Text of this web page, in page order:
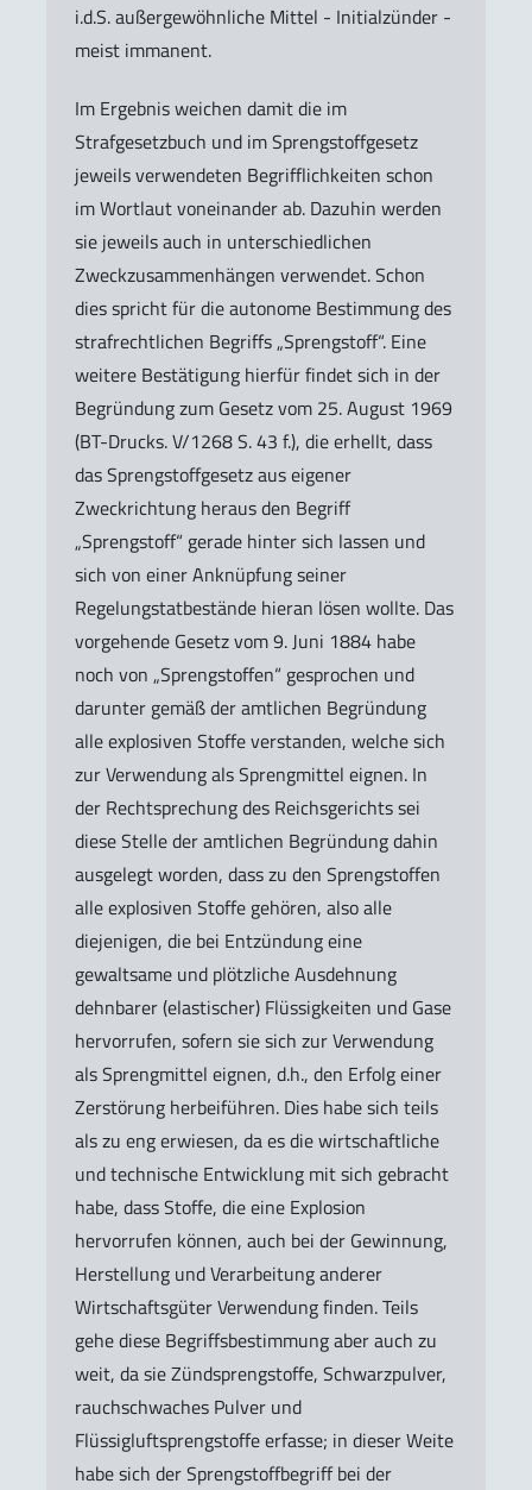
i.d.S. außergewöhnliche Mittel - Initialzünder -
meist immanent.
Im Ergebnis weichen damit die im
Strafgesetzbuch und im Sprengstoffgesetz
jeweils verwendeten Begrifflichkeiten schon
im Wortlaut voneinander ab. Dazuhin werden
sie jeweils auch in unterschiedlichen
Zweckzusammenhängen verwendet. Schon
dies spricht für die autonome Bestimmung des
strafrechtlichen Begriffs „Sprengstoff“. Eine
weitere Bestätigung hierfür findet sich in der
Begründung zum Gesetz vom 25. August 1969
(BT-Drucks. V/1268 S. 43 f.), die erhellt, dass
das Sprengstoffgesetz aus eigener
Zweckrichtung heraus den Begriff
„Sprengstoff“ gerade hinter sich lassen und
sich von einer Anknüpfung seiner
Regelungstatbestände hieran lösen wollte. Das
vorgehende Gesetz vom 9. Juni 1884 habe
noch von „Sprengstoffen“ gesprochen und
darunter gemäß der amtlichen Begründung
alle explosiven Stoffe verstanden, welche sich
zur Verwendung als Sprengmittel eignen. In
der Rechtsprechung des Reichsgerichts sei
diese Stelle der amtlichen Begründung dahin
ausgelegt worden, dass zu den Sprengstoffen
alle explosiven Stoffe gehören, also alle
diejenigen, die bei Entzündung eine
gewaltsame und plötzliche Ausdehnung
dehnbarer (elastischer) Flüssigkeiten und Gase
hervorrufen, sofern sie sich zur Verwendung
als Sprengmittel eignen, d.h., den Erfolg einer
Zerstörung herbeiführen. Dies habe sich teils
als zu eng erwiesen, da es die wirtschaftliche
und technische Entwicklung mit sich gebracht
habe, dass Stoffe, die eine Explosion
hervorrufen können, auch bei der Gewinnung,
Herstellung und Verarbeitung anderer
Wirtschaftsgüter Verwendung finden. Teils
gehe diese Begriffsbestimmung aber auch zu
weit, da sie Zündsprengstoffe, Schwarzpulver,
rauchschwaches Pulver und
Flüssigluftsprengstoffe erfasse; in dieser Weite
habe sich der Sprengstoffbegriff bei der